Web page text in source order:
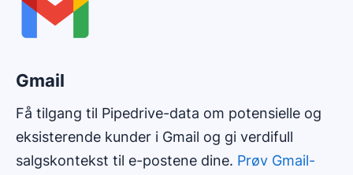
Gmail
Få tilgang til Pipedrive-data om potensielle og
eksisterende kunder i Gmail og gi verdifull
salgskontekst til e-postene dine. Prøv Gmail-